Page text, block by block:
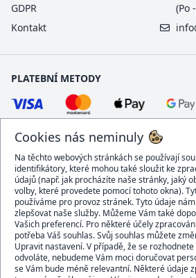
Cookies nás neminuly
Na těchto webových stránkách se používají
identifikátory, které mohou také sloužit ke
údajů (např. jak procházíte naše stránky, jaký
volby, které provedete pomocí tohoto okna).
používáme pro provoz stránek. Tyto údaje
zlepšovat naše služby. Můžeme Vám také
Vašich preferencí. Pro některé účely
potřeba Váš souhlas. Svůj souhlas můžete
Upravit nastavení. V případě, že se
odvoláte, nebudeme Vám moci doručovat
se Vám bude méně relevantní. Některé údaje
GDPR
Kontakt
(Po
PLATEBNÍ METODY
DOPRAVCI
BEZPEČNÝ OBCHOD